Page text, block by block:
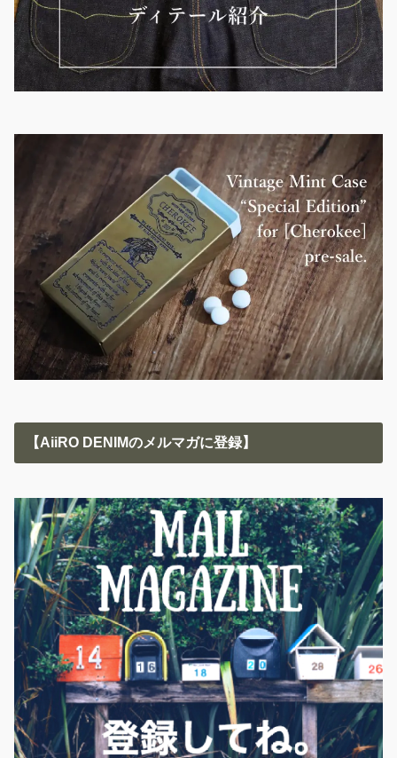
【AiiRO DENIMのメルマガに登録】